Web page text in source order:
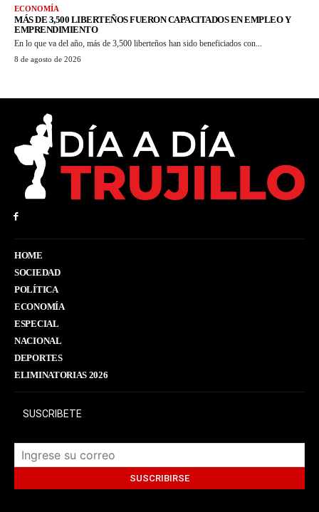
ECONOMÍA
MÁS DE 3,500 LIBERTEÑOS FUERON CAPACITADOS EN EMPLEO Y
EMPRENDIMIENTO
En lo que va del año, más de 3,500 liberteños han sido beneficiados con...
8 de agosto de 2026
HOME
SOCIEDAD
POLÍTICA
ECONOMÍA
ESPECIAL
NACIONAL
DEPORTES
ELIMINATORIAS 2026
SUSCRIBETE